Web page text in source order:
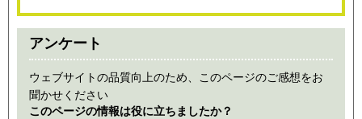
アンケート
ウェブサイトの品質向上のため、このページのご感想をお
聞かせください
このページの情報は役に立ちましたか？